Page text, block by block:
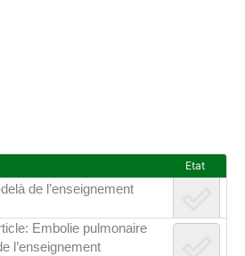
Etat
de l’enseignement
Embolie pulmonaire
l’enseignement